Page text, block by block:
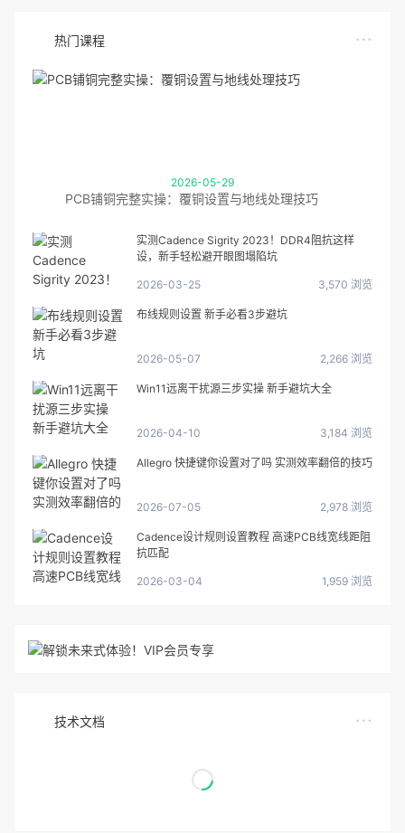
热门课程
2026-05-29
PCB铺铜完整实操：覆铜设置与地线处理技巧
实测Cadence Sigrity 2023！DDR4阻抗这样
设，新手轻松避开眼图塌陷坑
2026-03-25 3,570 浏览
布线规则设置 新手必看3步避坑
2026-05-07 2,266 浏览
Win11远离干扰源三步实操 新手避坑大全
2026-04-10 3,184 浏览
Allegro 快捷键你设置对了吗 实测效率翻倍的技巧
2026-07-05 2,978 浏览
Cadence设计规则设置教程 高速PCB线宽线距阻
抗匹配
2026-03-04 1,959 浏览
技术文档